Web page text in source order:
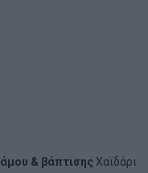
& βάπτισηςΧαϊδάρι